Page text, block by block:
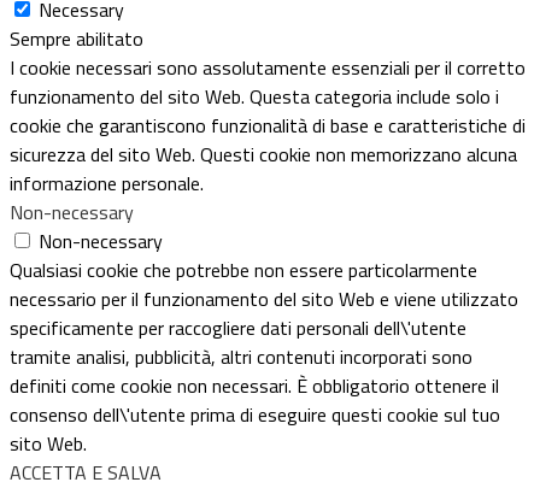
Necessary
Sempre abilitato
I cookie necessari sono assolutamente essenziali per il corretto
funzionamento del sito Web. Questa categoria include solo i
cookie che garantiscono funzionalità di base e caratteristiche di
sicurezza del sito Web. Questi cookie non memorizzano alcuna
informazione personale.
Non-necessary
Non-necessary
Qualsiasi cookie che potrebbe non essere particolarmente
necessario per il funzionamento del sito Web e viene utilizzato
specificamente per raccogliere dati personali dell\'utente
tramite analisi, pubblicità, altri contenuti incorporati sono
definiti come cookie non necessari. È obbligatorio ottenere il
consenso dell\'utente prima di eseguire questi cookie sul tuo
sito Web.
ACCETTA E SALVA